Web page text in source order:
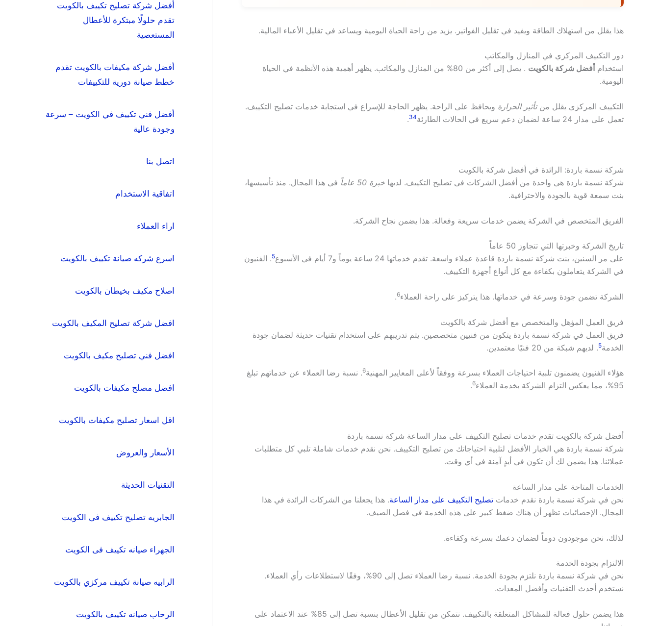
هذا يقلل من استهلاك الطاقة ويفيد في تقليل الفواتير. يزيد من راحة الحياة اليومية ويساعد في تقليل الأعباء المالية.
دور التكييف المركزي في المنازل والمكاتب
استخدام أفضل شركة بالكويت
. يصل إلى أكثر من 80% من المنازل والمكاتب. يظهر أهمية هذه الأنظمة في الحياة
اليومية.
التكييف المركزي يقلل منتأثير الحرارة ويحافظ على الراحة. يظهر الحاجة للإسراع في استجابة خدمات تصليح التكييف.
تعمل على مدار 24 ساعة لضمان دعم سريع في الحالات الطارئة
34
.
شركة نسمة باردة: الرائدة في أفضل شركة بالكويت
شركة نسمة باردة هي واحدة من أفضل الشركات في تصليح التكييف. لديها خبرة 50 عاماً
في هذا المجال. منذ تأسيسها،
بنت سمعة قوية بالجودة والاحترافية.
الفريق المتخصص في الشركة يضمن خدمات سريعة وفعالة. هذا يضمن نجاح الشركة.
تاريخ الشركة وخبرتها التي تتجاوز 50 عاماً
على مر السنين، بنت شركة نسمة باردة قاعدة عملاء واسعة. تقدم خدماتها 24 ساعة يوماً و7 أيام في الأسبوع
5. الفنيون
في الشركة يتعاملون بكفاءة مع كل أنواع أجهزة التكييف.
الشركة تضمن جودة وسرعة في خدماتها. هذا يتركيز على راحة العملاء6
.
فريق العمل المؤهل والمتخصص مع أفضل شركة بالكويت
فريق العمل في شركة نسمة باردة يتكون من فنيين متخصصين. يتم تدريبهم على استخدام تقنيات حديثة لضمان جودة
الخدمة5. لديهم شبكة من 20 فنيًا معتمدين.
هؤلاء الفنيون يضمنون تلبية احتياجات العملاء بسرعة ووفقاً لأعلى المعايير المهنية6. نسبة رضا العملاء عن خدماتهم تبلغ
95%، مما يعكس التزام الشركة بخدمة العملاء
6
.
أفضل شركة بالكويت تقدم خدمات تصليح التكييف على مدار الساعة شركة نسمة باردة
شركة نسمة باردة هي الخيار الأفضل لتلبية احتياجاتك من تصليح التكييف. نحن نقدم خدمات شاملة تلبي كل متطلبات
عملائنا. هذا يضمن لك أن تكون في أيدٍ آمنة في أي وقت.
الخدمات المتاحة على مدار الساعة
نحن في شركة نسمة باردة نقدم خدمات تصليح التكييف على مدار الساعة. هذا يجعلنا من الشركات الرائدة في هذا
المجال. الإحصائيات تظهر أن هناك ضغط كبير على هذه الخدمة في فصل الصيف.
لذلك، نحن موجودون دوماً لضمان دعمك بسرعة وكفاءة.
الالتزام بجودة الخدمة
نحن في شركة نسمة باردة نلتزم بجودة الخدمة. نسبة رضا العملاء تصل إلى 90%، وفقًا لاستطلاعات رأي العملاء.
نستخدم أحدث التقنيات وأفضل المعدات.
هذا يضمن حلول فعالة للمشاكل المتعلقة بالتكييف. نتمكن من تقليل الأعطال بنسبة تصل إلى 85% عند الاعتماد على
أفضل شركة تصليح تكييف بالكويت
تقدم حلولًا مبتكرة للأعطال
المستعصية
أفضل شركة مكيفات بالكويت تقدم
خطط صيانة دورية للتكييفات
أفضل فني تكييف في الكويت – سرعة
وجودة عالية
اتصل بنا
اتفاقية الاستخدام
اراء العملاء
اسرع شركه صيانة تكييف بالكويت
اصلاح مكيف بخيطان بالكويت
افضل شركة تصليح المكيف بالكويت
افضل فني تصليح مكيف بالكويت
افضل مصلح مكيفات بالكويت
اقل اسعار تصليح مكيفات بالكويت
الأسعار والعروض
التقنيات الحديثة
الجابريه تصليح تكييف فى الكويت
الجهراء صيانه تكييف فى الكويت
الرابيه صيانة تكييف مركزي بالكويت
الرحاب صيانه تكييف بالكويت